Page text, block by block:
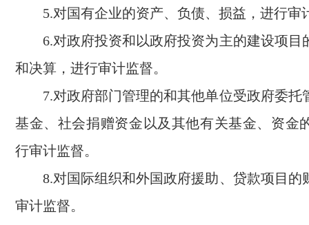
5.对国有企业的资产、负债、损益，进
6.对政府投资和以政府投资为主的建设项目
和决算，进行审计监督。
7.对政府部门管理的和其他单位受政府委托
基金、社会捐赠资金以及其他有关基金、资金
行审计监督。
8.对国际组织和外国政府援助、贷款项目的
审计监督。